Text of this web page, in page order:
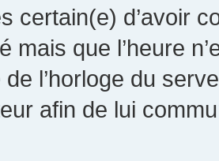
certain(e) d’avoir
mais que l’heure
de l’horloge du
afin de lui